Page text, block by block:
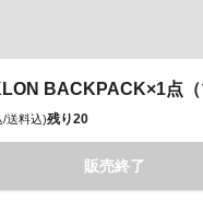
BACKPACK×1点（
/送料込)残り20
販売終了